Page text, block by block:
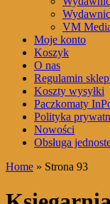
VM
Moje konto
Koszyk
O nas
Regulamin
Koszty wysyłki
Paczkomaty
Polityka
Nowości
Obsługa
Home » Strona 93